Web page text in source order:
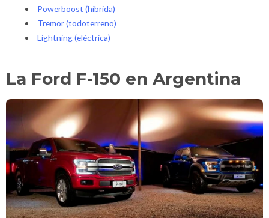
Powerboost (híbrida)
Tremor (todoterreno)
Lightning (eléctrica)
La Ford F-150 en Argentina